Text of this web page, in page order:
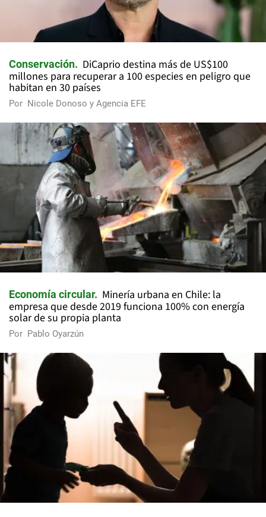
Conservación
DiCaprio destina más de US$100
millones para recuperar a 100 especies en peligro que
habitan en 30 países
Por Nicole Donoso y Agencia EFE
Economía circular
Minería urbana en Chile: la
empresa que desde 2019 funciona 100% con energía
solar de su propia planta
Por Pablo Oyarzún